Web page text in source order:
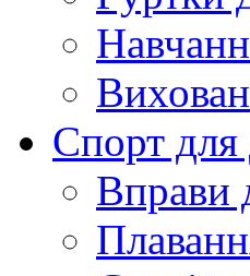
Спорт для
Вправи